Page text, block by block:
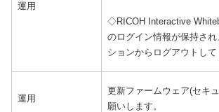
運用
◇RICOH Interactive
のログイン情報が保持さ
ションからログアウトして
運用
更新ファームウェア(セキ
願いします。